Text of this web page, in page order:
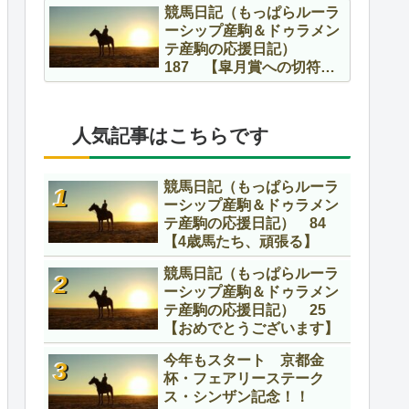
競馬日記（もっぱらルーラ
ーシップ産駒＆ドゥラメン
テ産駒の応援日記）
187 【皐月賞への切符を
かけて】
人気記事はこちらです
競馬日記（もっぱらルーラ
ーシップ産駒＆ドゥラメン
テ産駒の応援日記） 84
【4歳馬たち、頑張る】
競馬日記（もっぱらルーラ
ーシップ産駒＆ドゥラメン
テ産駒の応援日記） 25
【おめでとうございます】
今年もスタート 京都金
杯・フェアリーステーク
ス・シンザン記念！！